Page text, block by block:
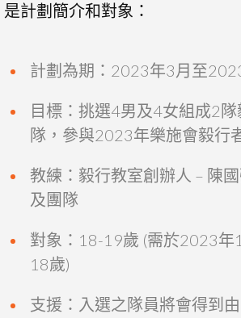
是計劃簡介和對象：
計劃為期：2023年3月至
目標：挑選4男及4女組成2
隊，參與2023年樂施會毅行
教練：毅行教室創辦人 – 陳
及團隊
對象：18-19歲 (需於2023年
18歲)
支援：入選之隊員將會得到